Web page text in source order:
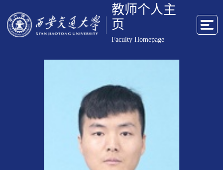
教师个人主
页
Faculty Homepage